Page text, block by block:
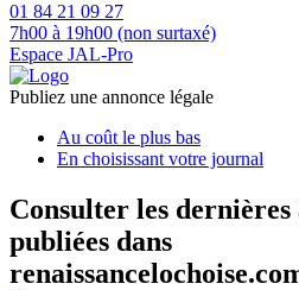
01 84 21 09 27
7h00 à 19h00 (non surtaxé)
Espace JAL-Pro
Publiez une annonce légale
Au coût le plus bas
En choisissant votre journal
Consulter les dernières
publiées dans